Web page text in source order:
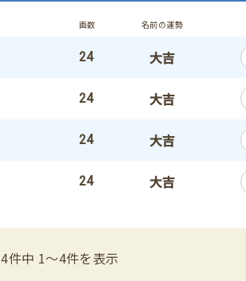
画数 名前の運勢
24 大吉
24 大吉
24 大吉
24 大吉
4件中 1〜4件を表示